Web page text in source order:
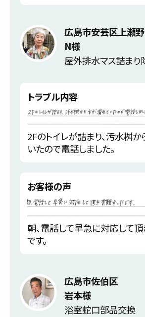
広島市安芸区上瀬
N様
屋外排水マス詰まり
トラブル内容
2Fのトイレが詰まり、汚水桝
いたので電話しました。
お客様の声
朝、電話して早急に対応して
です。
広島市佐伯区
岩本様
浴室蛇口部品交換